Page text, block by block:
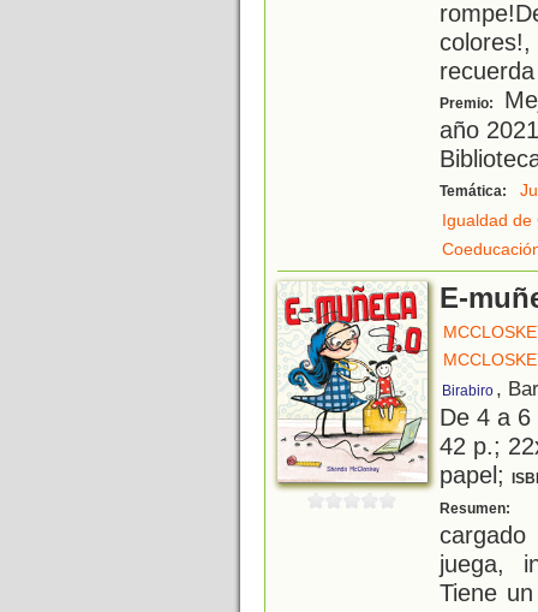
Premio:
año
Temática:
Igualdad de
E-
Birabiro ,
De 4 a
42 p.;
papel;
Resumen:
juega,
Tiene